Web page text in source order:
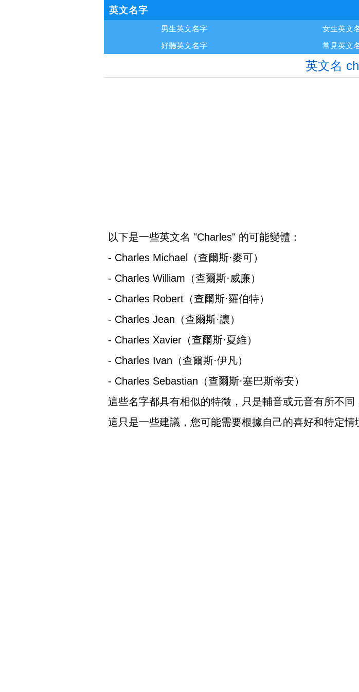
英文名字
男生英文名字 女生英文
好聽英文名字
常見英文
英文名
以下是一些英文名 "Charles" 的可能變體：
- Charles Michael（查爾斯·麥可）
- Charles William（查爾斯·威廉）
- Charles Robert（查爾斯·羅伯特）
- Charles Jean（查爾斯·讓）
- Charles Xavier（查爾斯·夏維）
- Charles Ivan（查爾斯·伊凡）
- Charles Sebastian（查爾斯·塞巴斯蒂安）
這些名字都具有相似的特徵，只是輔音或元音有所不
這只是一些建議，您可能需要根據自己的喜好和特定情